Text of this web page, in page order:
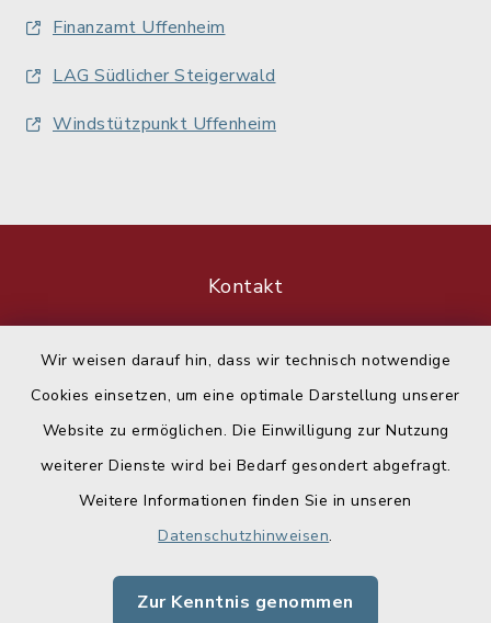
Wir weisen darauf hin, dass wir technisch notwendige
Cookies einsetzen, um eine optimale Darstellung unserer
Website zu ermöglichen. Die Einwilligung zur Nutzung
weiterer Dienste wird bei Bedarf gesondert abgefragt.
Weitere Informationen finden Sie in unseren
Datenschutzhinweisen.
Zur Kenntnis genommen
Finanzamt Uffenheim
LAG Südlicher Steigerwald
Windstützpunkt Uffenheim
Kontakt
Datenschutz
Impressum
Sitemap
Cookie-Einstellungen